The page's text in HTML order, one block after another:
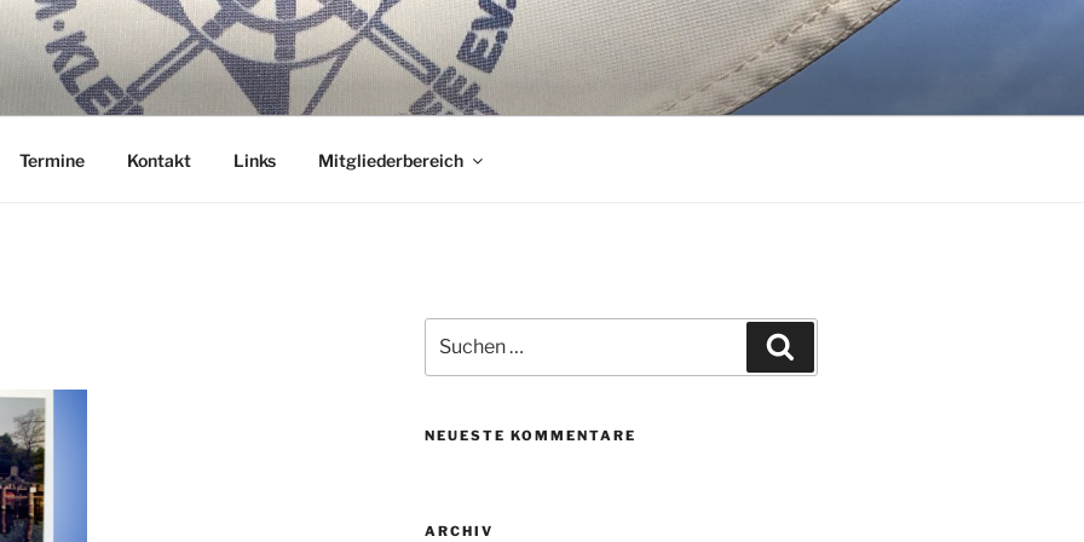
WANNSEE E.V.
Kiel.
Termine Kontakt Links Mitgliederbereich
nach:
NEUESTE KOMMENTARE
ARCHIV